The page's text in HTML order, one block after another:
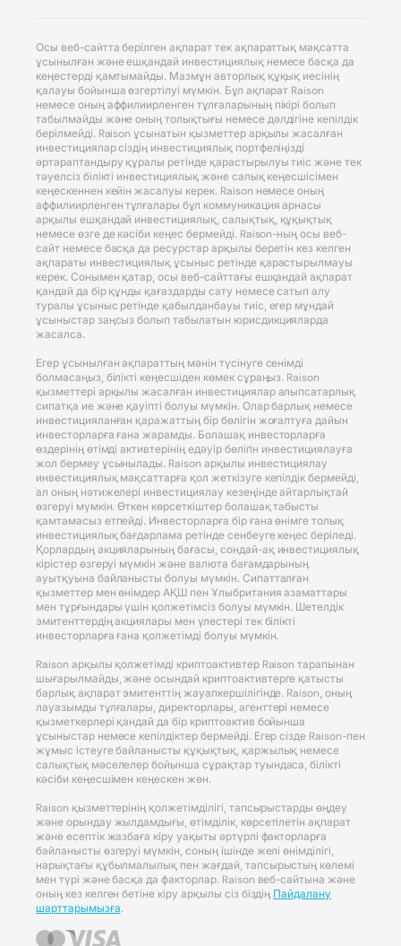
Осы веб-сайтта берілген ақпарат тек ақпараттық мақсатта
ұсынылған және ешқандай инвестициялық немесе басқа да
кеңестерді қамтымайды. Мазмұн авторлық құқық иесінің
қалауы бойынша өзгертілуі мүмкін. Бұл ақпарат Raison
немесе оның аффилиирленген тұлғаларының пікірі болып
табылмайды және оның толықтығы немесе дәлдігіне кепілдік
берілмейді. Raison ұсынатын қызметтер арқылы жасалған
инвестициялар сіздің инвестициялық портфеліңізді
әртараптандыру құралы ретінде қарастырылуы тиіс және тек
тәуелсіз білікті инвестициялық және салық кеңесшісімен
кеңескеннен кейін жасалуы керек. Raison немесе оның
аффилиирленген тұлғалары бұл коммуникация арнасы
арқылы ешқандай инвестициялық, салықтық, құқықтық
немесе өзге де кәсіби кеңес бермейді. Raison-ның осы веб-
сайт немесе басқа да ресурстар арқылы беретін кез келген
ақпараты инвестициялық ұсыныс ретінде қарастырылмауы
керек. Сонымен қатар, осы веб-сайттағы ешқандай ақпарат
қандай да бір құнды қағаздарды сату немесе сатып алу
туралы ұсыныс ретінде қабылданбауы тиіс, егер мұндай
ұсыныстар заңсыз болып табылатын юрисдикцияларда
жасалса.
Егер ұсынылған ақпараттың мәнін түсінуге сенімді
болмасаңыз, білікті кеңесшіден көмек сұраңыз. Raison
қызметтері арқылы жасалған инвестициялар алыпсатарлық
сипатқа ие және қауіпті болуы мүмкін. Олар барлық немесе
инвестицияланған қаражаттың бір бөлігін жоғалтуға дайын
инвесторларға ғана жарамды. Болашақ инвесторларға
өздерінің өтімді активтерінің едәуір бөлігін инвестициялауға
жол бермеу ұсынылады. Raison арқылы инвестициялау
инвестициялық мақсаттарға қол жеткізуге кепілдік бермейді,
ал оның нәтижелері инвестициялау кезеңінде айтарлықтай
өзгеруі мүмкін. Өткен көрсеткіштер болашақ табысты
қамтамасыз етпейді. Инвесторларға бір ғана өнімге толық
инвестициялық бағдарлама ретінде сенбеуге кеңес беріледі.
Қорлардың акцияларының бағасы, сондай-ақ инвестициялық
кірістер өзгеруі мүмкін және валюта бағамдарының
ауытқуына байланысты болуы мүмкін. Сипатталған
қызметтер мен өнімдер АҚШ пен Ұлыбритания азаматтары
мен тұрғындары үшін қолжетімсіз болуы мүмкін. Шетелдік
эмитенттердің акциялары мен үлестері тек білікті
инвесторларға ғана қолжетімді болуы мүмкін.
Raison арқылы қолжетімді криптоактивтер Raison тарапынан
шығарылмайды, және осындай криптоактивтерге қатысты
барлық ақпарат эмитенттің жауапкершілігінде. Raison, оның
лауазымды тұлғалары, директорлары, агенттері немесе
қызметкерлері қандай да бір криптоактив бойынша
ұсыныстар немесе кепілдіктер бермейді. Егер сізде Raison-пен
жұмыс істеуге байланысты құқықтық, қаржылық немесе
салықтық мәселелер бойынша сұрақтар туындаса, білікті
кәсіби кеңесшімен кеңескен жөн.
Raison қызметтерінің қолжетімділігі, тапсырыстарды өңдеу
және орындау жылдамдығы, өтімділік, көрсетілетін ақпарат
және есептік жазбаға кіру уақыты әртүрлі факторларға
байланысты өзгеруі мүмкін, соның ішінде желі өнімділігі,
нарықтағы құбылмалылық пен жағдай, тапсырыстың көлемі
мен түрі және басқа да факторлар. Raison веб-сайтына және
оның кез келген бетіне кіру арқылы сіз біздің Пайдалану
шарттарымызға.